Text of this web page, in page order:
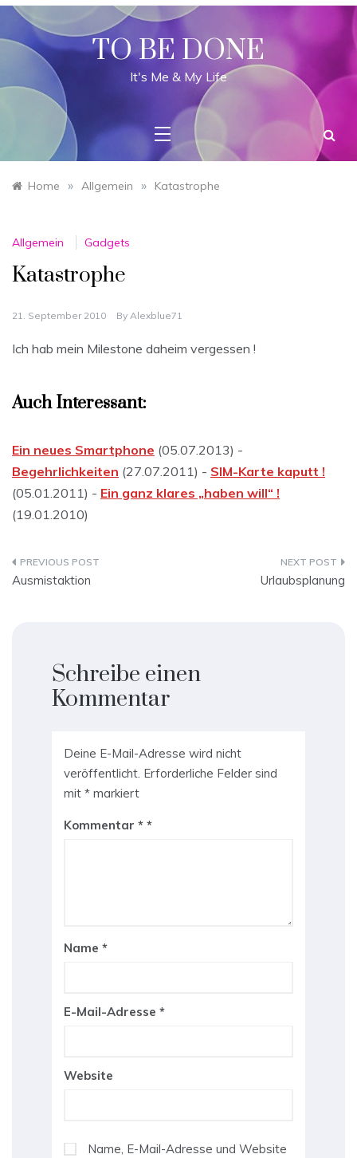
Skip
content
TO BE DONE
It's Me & My Life
Home » Allgemein » Katastrophe
Allgemein Gadgets
Katastrophe
21. September 2010 By Alexblue71
Ich hab mein Milestone daheim vergessen !
Auch Interessant:
Ein neues Smartphone (05.07.2013) -
Begehrlichkeiten (27.07.2011) - SIM-Karte kaputt !
(05.01.2011) - Ein ganz klares „haben will“ !
(19.01.2010)
Beitragsnavigation
Ausmistaktion Urlaubsplanung
Schreibe einen
Kommentar
Deine E-Mail-Adresse wird nicht
veröffentlicht. Erforderliche Felder sind
mit * markiert
Kommentar *
Name *
E-Mail-Adresse *
Website
Name, E-Mail-Adresse und Website